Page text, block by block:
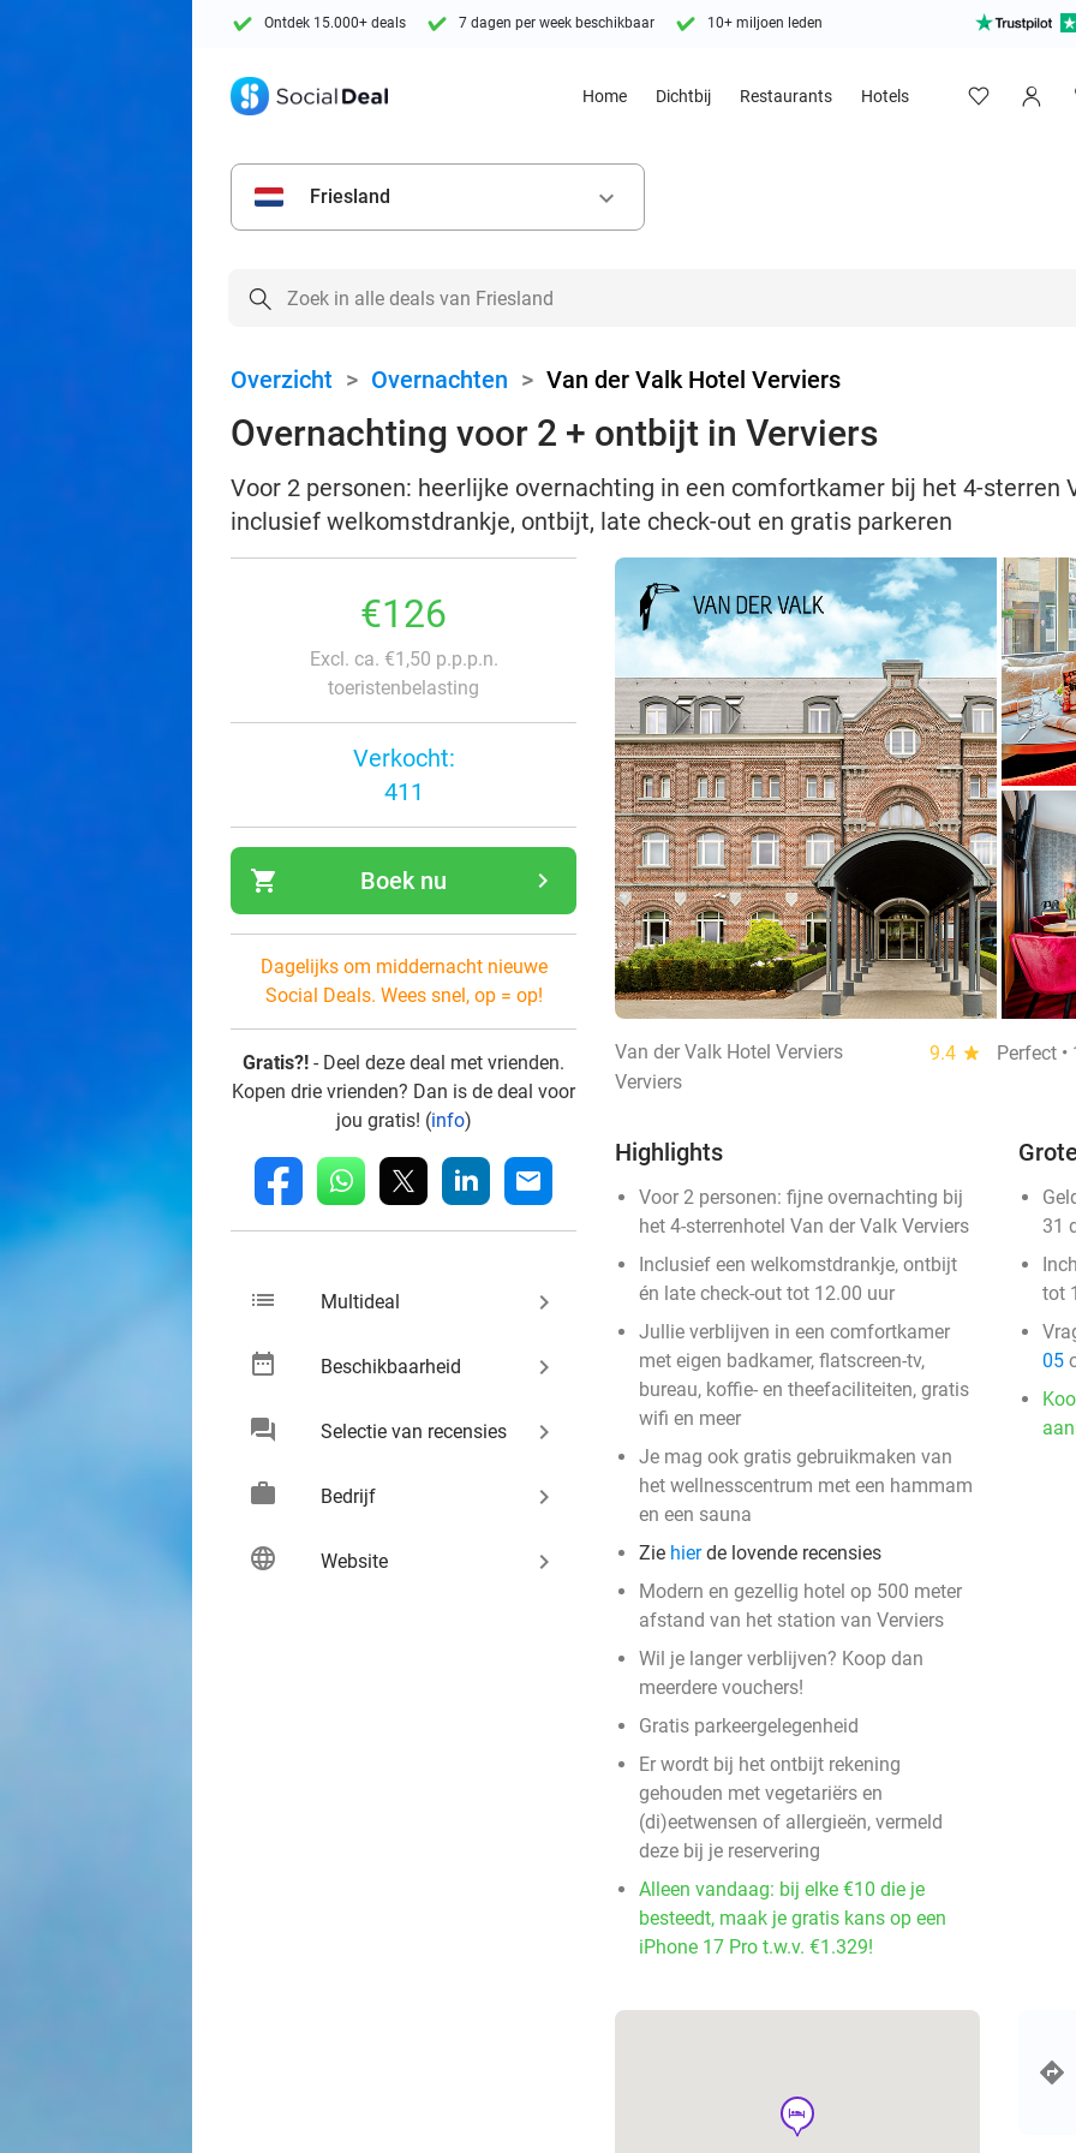
Ontdek 15.000+ deals 7 dagen per week beschikbaar 10+ miljoen leden
Home Dichtbij Restaurants Hotels
Friesland keyboard_arrow_down
Overzicht > Overnachten > Van der Valk Hotel Verviers
Overnachting voor 2 + ontbijt in Verviers
Voor 2 personen: heerlijke overnachting in een comfortkamer bij het 4-sterren
inclusief welkomstdrankje, ontbijt, late check-out en gratis parkeren
€126
Excl. ca. €1,50 p.p.p.n.
toeristenbelasting
Verkocht:
411
shopping_cart navigate_next
Boek nu
Dagelijks om middernacht nieuwe
Social Deals. Wees snel, op = op!
Gratis?! - Deel deze deal met vrienden.
Kopen drie vrienden? Dan is de deal voor
jou gratis! (info)
fb whatsapp linkedin mail
list Multideal keyboard_arrow_right
date_range Beschikbaarheid keyboard_arrow_right
chat Selectie van recensies keyboard_arrow_right
work Bedrijf keyboard_arrow_right
language Website keyboard_arrow_right
Van der Valk Hotel Verviers 9.4 star
Perfect
Verviers
Highlights
Voor 2 personen: fijne overnachting bij
het 4-sterrenhotel Van der Valk Verviers
Inclusief een welkomstdrankje, ontbijt
én late check-out tot 12.00 uur
Jullie verblijven in een comfortkamer
met eigen badkamer, flatscreen-tv,
bureau, koffie- en theefaciliteiten, gratis
wifi en meer
Je mag ook gratis gebruikmaken van
het wellnesscentrum met een hammam
en een sauna
Zie hierde lovende recensies
Modern en gezellig hotel op 500 meter
afstand van het station van Verviers
Wil je langer verblijven? Koop dan
meerdere vouchers!
Gratis parkeergelegenheid
Er wordt bij het ontbijt rekening
gehouden met vegetariërs en
(di)eetwensen of allergieën, vermeld
deze bij je reservering
Alleen vandaag: bij elke €10 die je
besteedt, maak je gratis kans op een
iPhone 17 Pro t.w.v. €1.329!
31
tot
05
hotel